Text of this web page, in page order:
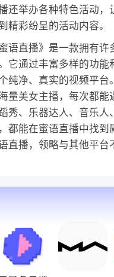
还举办各种特色活动，
精彩纷呈的活动内容。
语直播》是一款拥有许
它通过丰富多样的功能
纯净、真实的视频平台
量美女主播，每次都能
秀、乐器达人、音乐人
都能在蜜语直播中找到
直播，领略与其他平台